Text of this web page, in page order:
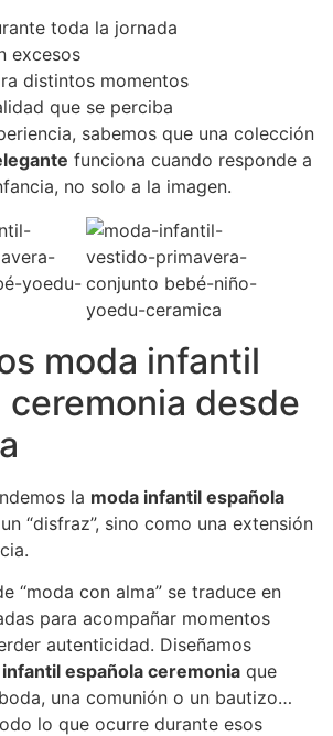
toda la jornada
excesos
distintos momentos
que se perciba
sabemos que una colección
funciona cuando responde a
no solo a la imagen.
moda infantil
ceremonia desde
la moda infantil española
“disfraz”, sino como una extensión
“moda con alma” se traduce en
para acompañar momentos
autenticidad. Diseñamos
española ceremonia que
una comunión o un bautizo…
lo que ocurre durante esos